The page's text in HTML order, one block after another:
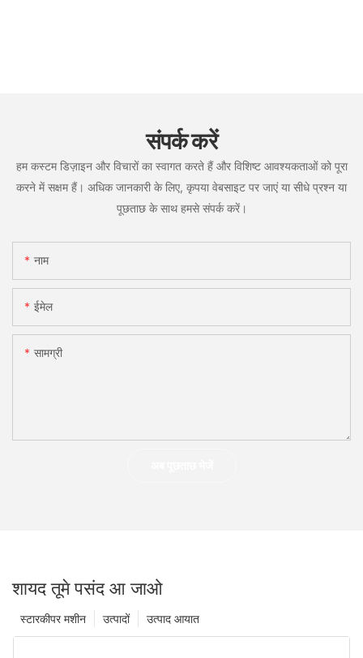
संपर्क करें
हम कस्टम डिज़ाइन और विचारों का स्वागत करते हैं और विशिष्ट आवश्यकताओं को पूरा
करने में सक्षम हैं। अधिक जानकारी के लिए, कृपया वेबसाइट पर जाएं या सीधे प्रश्न या
पूछताछ के साथ हमसे संपर्क करें।
नाम
ईमेल
सामग्री
शायद तूमे पसंद आ जाओ
उत्पाद आयात
उत्पादों
स्टारकीपर मशीन